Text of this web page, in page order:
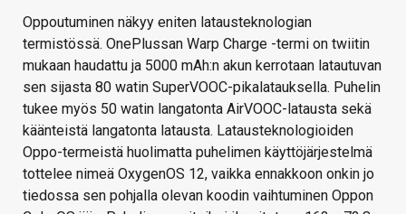
Oppoutuminen näkyy eniten latausteknologian
termistössä. OnePlussan Warp Charge -termi on twiitin
mukaan haudattu ja 5000 mAh:n akun kerrotaan latautuvan
sen sijasta 80 watin SuperVOOC-pikalatauksella. Puhelin
tukee myös 50 watin langatonta AirVOOC-latausta sekä
käänteistä langatonta latausta. Latausteknologioiden
Oppo-termeistä huolimatta puhelimen käyttöjärjestelmä
tottelee nimeä OxygenOS 12, vaikka ennakkoon onkin jo
tiedossa sen pohjalla olevan koodin vaihtuminen Oppon